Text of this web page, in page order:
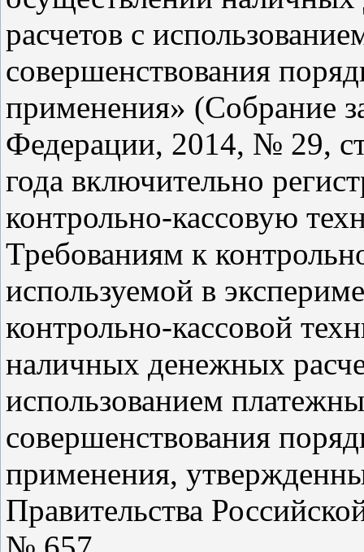
расчетов с
совершенствования
применения» (Собрание
Федерации, 2014, № 29,
года включительно
контрольно-кассовую
Требованиям к
используемой в
контрольно-кассовой
наличных денежных
использованием
совершенствования
применения,
Правительства